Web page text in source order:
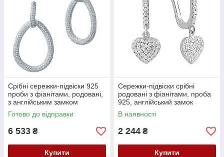
Срібні сережки-підвіски 925
проби з фіанітами, родовані,
з англійським замком
Готово до відправки
6 533 ₴
Купити
Сережки-підвіски срібні
родовані з фіанітами, проба
925, англійський замок
В наявності
2 244 ₴
Купити